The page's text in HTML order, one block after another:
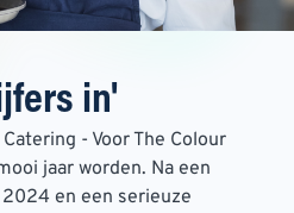
in'
- Voor The Colour
jaar worden. Na een
en een serieuze